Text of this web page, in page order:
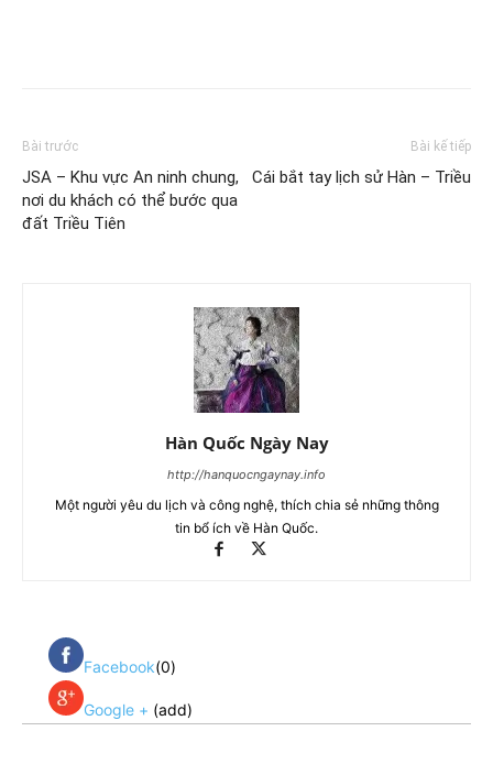
Bài trước
JSA – Khu vực An ninh chung,
nơi du khách có thể bước qua
đất Triều Tiên
Bài kế tiếp
Cái bắt tay lịch sử Hàn – Triều
Hàn Quốc Ngày Nay
http://hanquocngaynay.info
Một người yêu du lịch và công nghệ, thích chia sẻ những thông
tin bổ ích về Hàn Quốc.
Facebook(0)
Google + (add)